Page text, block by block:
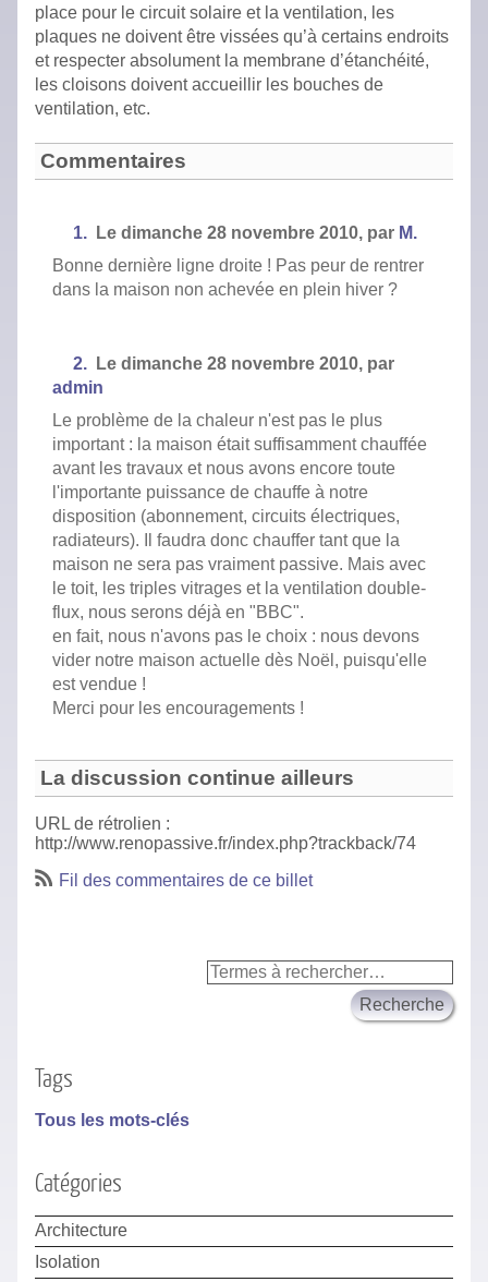
place pour le circuit solaire et la ventilation, les
plaques ne doivent être vissées qu’à certains endroits
et respecter absolument la membrane d’étanchéité,
les cloisons doivent accueillir les bouches de
ventilation, etc.
Commentaires
1. Le dimanche 28 novembre 2010, par M.
Bonne dernière ligne droite ! Pas peur de rentrer
dans la maison non achevée en plein hiver ?
2. Le dimanche 28 novembre 2010, par
admin
Le problème de la chaleur n'est pas le plus
important : la maison était suffisamment chauffée
avant les travaux et nous avons encore toute
l'importante puissance de chauffe à notre
disposition (abonnement, circuits électriques,
radiateurs). Il faudra donc chauffer tant que la
maison ne sera pas vraiment passive. Mais avec
le toit, les triples vitrages et la ventilation double-
flux, nous serons déjà en "BBC".
en fait, nous n'avons pas le choix : nous devons
vider notre maison actuelle dès Noël, puisqu'elle
est vendue !
Merci pour les encouragements !
La discussion continue ailleurs
URL de rétrolien :
http://www.renopassive.fr/index.php?trackback/74
Fil des commentaires de ce billet
Tags
Tous les mots-clés
Catégories
Architecture
Isolation